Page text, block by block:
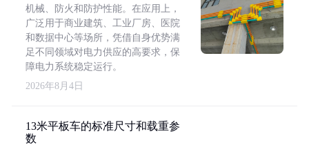
机械、防火和防护性能。在应用上，
广泛用于商业建筑、工业厂房、医院
和数据中心等场所，凭借自身优势满
足不同领域对电力供应的高要求，保
障电力系统稳定运行。
2026年8月4日
13米平板车的标准尺寸和载重参
数